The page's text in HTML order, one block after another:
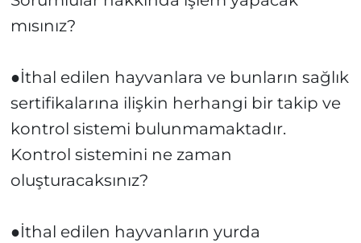
mısınız?
●İthal edilen hayvanlara ve bunların sağlık
sertifikalarına ilişkin herhangi bir takip ve
kontrol sistemi bulunmamaktadır.
Kontrol sistemini ne zaman
oluşturacaksınız?
●İthal edilen hayvanların yurda